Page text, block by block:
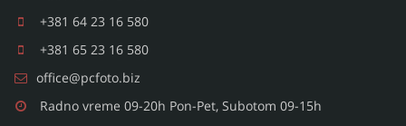
ŽR: 160-396552-28
ŽR: 170-30057462000-33
+381 11 407 21 09
+381 64 23 16 580